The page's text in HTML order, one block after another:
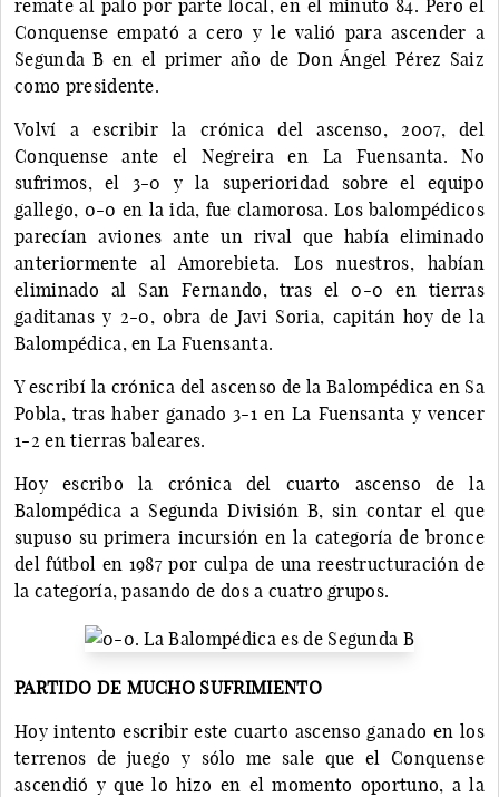
remate al palo por parte local, en el minuto 84. Pero el
Conquense empató a cero y le valió para ascender a
Segunda B en el primer año de Don Ángel Pérez Saiz
como presidente.
Volví a escribir la crónica del ascenso, 2007, del
Conquense ante el Negreira en La Fuensanta. No
sufrimos, el 3-0 y la superioridad sobre el equipo
gallego, 0-0 en la ida, fue clamorosa. Los balompédicos
parecían aviones ante un rival que había eliminado
anteriormente al Amorebieta. Los nuestros, habían
eliminado al San Fernando, tras el 0-0 en tierras
gaditanas y 2-0, obra de Javi Soria, capitán hoy de la
Balompédica, en La Fuensanta.
Y escribí la crónica del ascenso de la Balompédica en Sa
Pobla, tras haber ganado 3-1 en La Fuensanta y vencer
1-2 en tierras baleares.
Hoy escribo la crónica del cuarto ascenso de la
Balompédica a Segunda División B, sin contar el que
supuso su primera incursión en la categoría de bronce
del fútbol en 1987 por culpa de una reestructuración de
la categoría, pasando de dos a cuatro grupos.
PARTIDO DE MUCHO SUFRIMIENTO
Hoy intento escribir este cuarto ascenso ganado en los
terrenos de juego y sólo me sale que el Conquense
ascendió y que lo hizo en el momento oportuno, a la